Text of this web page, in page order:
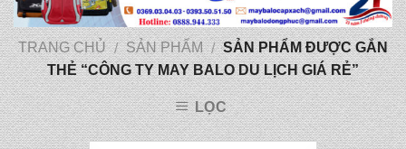
TRANG CHỦ / SẢN PHẨM / SẢN PHẨM ĐƯỢC GẮN
THẺ “CÔNG TY MAY BALO DU LỊCH GIÁ RẺ”
LỌC